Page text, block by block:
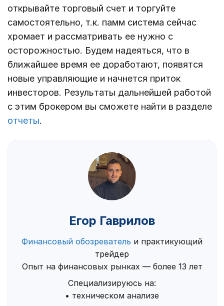
открывайте торговый счет и торгуйте
самостоятельно, т.к. памм система сейчас
хромает и рассматривать ее нужно с
осторожностью. Будем надеяться, что в
ближайшее время ее доработают, появятся
новые управляющие и начнется приток
инвесторов. Результаты дальнейшей работой
с этим брокером вы сможете найти в разделе
отчеты.
Егор Гаврилов
Финансовый обозреватель и практикующий
трейдер
Опыт на финансовых рынках — более 13 лет
Специализируюсь на:
• техническом анализе